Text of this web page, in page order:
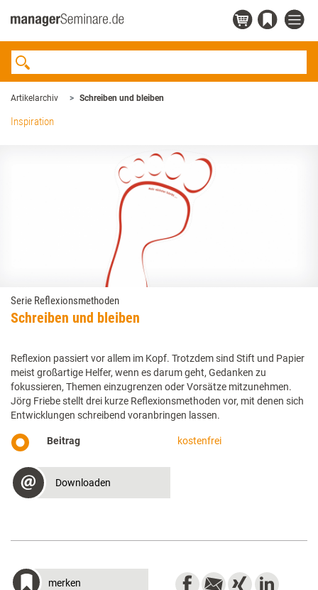
Artikelarchiv Schreiben und bleiben
Inspiration
Serie Reflexionsmethoden
Schreiben und bleiben
Reflexion passiert vor allem im Kopf. Trotzdem sind Stift und Papier
meist großartige Helfer, wenn es darum geht, Gedanken zu
fokussieren, Themen einzugrenzen oder Vorsätze mitzunehmen.
Jörg Friebe stellt drei kurze Reflexionsmethoden vor, mit denen sich
Entwicklungen schreibend voranbringen lassen.
Beitrag kostenfrei
Downloaden
merken